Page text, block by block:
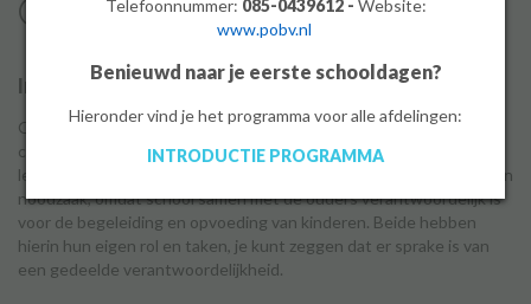
Telefoonnummer: 085-0439612 - Website:
www.pobv.nl
Benieuwd naar je eerste schooldagen?
Hieronder vind je het programma voor alle afdelingen:
INTRODUCTIE PROGRAMMA
Inloggen
Communicatie met ouders
Inleiding
Op De Meerwaarde hechten we belang aan een goede
communicatie en samenwerking met de ouders van onze
leerlingen. We vinden dit niet zomaar belangrijk, we zien het als een
noodzaak, omdat school samen met de ouders verantwoordelijk is
voor de begeleiding en opvoeding van kinderen. Beide hebben
hierin hun eigen rol en taken, je kunt zeggen dat er sprake is van
een gedeelde verantwoordelijkheid.